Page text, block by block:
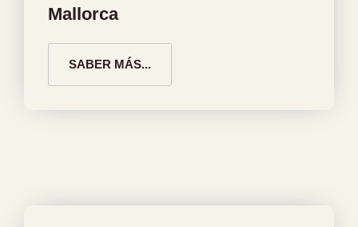
Mallorca
SABER MÁS...